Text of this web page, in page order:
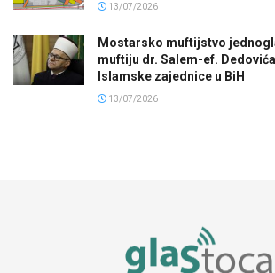
13/07/2026
Mostarsko muftijstvo
muftiju dr. Salem-ef.
Islamske zajednice u BiH
13/07/2026